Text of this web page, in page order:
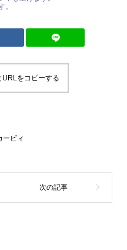
URLをコピーする
ービィ